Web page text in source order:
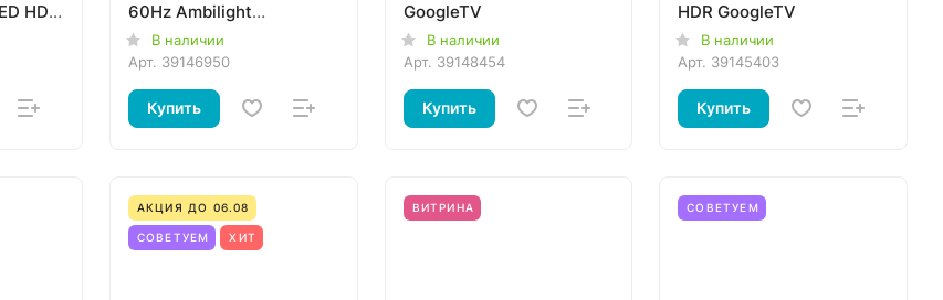
HDR
60Hz Ambilight
AndroidTV
В наличии
Арт. 39146950
Купить
GoogleTV
В наличии
Арт. 39148454
Купить
HDR GoogleTV
В наличии
Арт. 39145403
Купить
АКЦИЯ ДО 06.08
СОВЕТУЕМ ХИТ
ВИТРИНА СОВЕТУЕМ